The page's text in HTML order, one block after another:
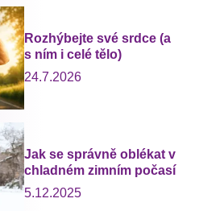
Rozhýbejte své srdce (a
s ním i celé tělo)
24.7.2026
Jak se správně oblékat v
chladném zimním počasí
5.12.2025